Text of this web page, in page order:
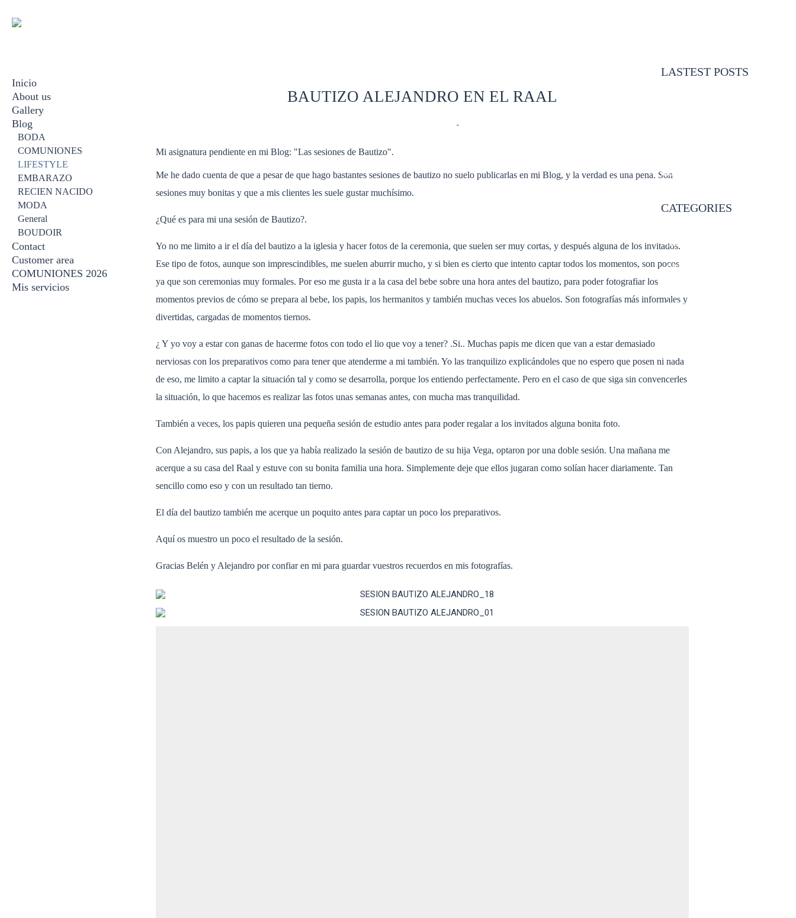
Inicio
About us
Gallery
BODA
EMBARAZO
RECIEN NACIDO
FAMILIAR
BOUDOIR
COMUNION
VIDEOS
Blog
BODA
COMUNIONES
LIFESTYLE
EMBARAZO
RECIEN NACIDO
MODA
General
BOUDOIR
Contact
Customer area
COMUNIONES 2026
Mis servicios
BAUTIZO ALEJANDRO EN EL RAAL
- Comments-
Mi asignatura pendiente en mi Blog: "Las sesiones de Bautizo".
Me he dado cuenta de que a pesar de que hago bastantes sesiones de bautizo no suelo publicarlas en mi Blog, y la verdad es una pena. Son
sesiones muy bonitas y que a mis clientes les suele gustar muchísimo.
¿Qué es para mi una sesión de Bautizo?.
Yo no me limito a ir el día del bautizo a la iglesia y hacer fotos de la ceremonia, que suelen ser muy cortas, y después alguna de los invitados.
Ese tipo de fotos, aunque son imprescindibles, me suelen aburrir mucho, y si bien es cierto que intento captar todos los momentos, son pocos
ya que son ceremonias muy formales. Por eso me gusta ir a la casa del bebe sobre una hora antes del bautizo, para poder fotografiar los
momentos previos de cómo se prepara al bebe, los papis, los hermanitos y también muchas veces los abuelos. Son fotografías más informales y
divertidas, cargadas de momentos tiernos.
¿ Y yo voy a estar con ganas de hacerme fotos con todo el lio que voy a tener? .Si.. Muchas papis me dicen que van a estar demasiado
nerviosas con los preparativos como para tener que atenderme a mi también. Yo las tranquilizo explicándoles que no espero que posen ni nada
de eso, me limito a captar la situación tal y como se desarrolla, porque los entiendo perfectamente. Pero en el caso de que siga sin convencerles
la situación, lo que hacemos es realizar las fotos unas semanas antes, con mucha mas tranquilidad.
También a veces, los papis quieren una pequeña sesión de estudio antes para poder regalar a los invitados alguna bonita foto.
Con Alejandro, sus papis, a los que ya había realizado la sesión de bautizo de su hija Vega, optaron por una doble sesión. Una mañana me
acerque a su casa del Raal y estuve con su bonita familia una hora. Simplemente deje que ellos jugaran como solían hacer diariamente. Tan
sencillo como eso y con un resultado tan tierno.
El día del bautizo también me acerque un poquito antes para captar un poco los preparativos.
Aquí os muestro un poco el resultado de la sesión.
Gracias Belén y Alejandro por confiar en mi para guardar vuestros recuerdos en mis fotografías.
LASTEST POSTS
MURCIA
CATEGORIES
- BODA
- LIFESTYLE
- MODA